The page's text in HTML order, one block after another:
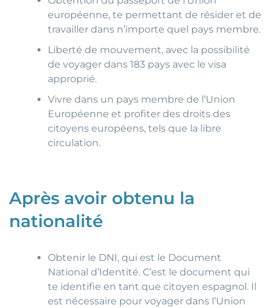
européenne, te permettant de résider et de
travailler dans n’importe quel pays membre.
Liberté de mouvement, avec la possibilité
de voyager dans 183 pays avec le visa
approprié.
Vivre dans un pays membre de l’Union
Européenne et profiter des droits des
citoyens européens, tels que la libre
circulation.
Après avoir obtenu la
nationalité
Obtenir le DNI, qui est le Document
National d’Identité. C’est le document qui
te identifie en tant que citoyen espagnol. Il
est nécessaire pour voyager dans l’Union